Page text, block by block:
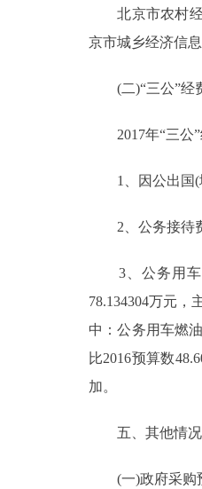
北京市农村经
京市城乡经济信
(二)“三公”经
2017年“三公”
1、因公出国(
2、公务接待费
3、公务用车购
78.134304万元，
中：公务用车燃
比2016预算数
加。
五、其他情况
(一)政府采购